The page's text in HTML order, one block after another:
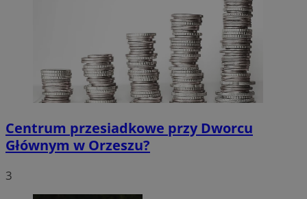
Centrum przesiadkowe przy Dworcu
Głównym w Orzeszu?
3